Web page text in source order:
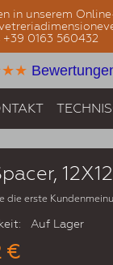
in unserem
+39 0163 560432
die erste
Auf Lager
€